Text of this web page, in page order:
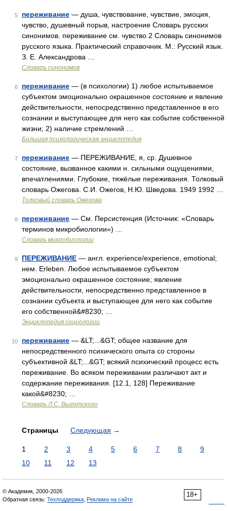
5 переживание — душа, чувствование, чувствие, эмоция,
чувство, душевный порыв, настроение Словарь русских
синонимов. переживание см. чувство 2 Словарь синонимов
русского языка. Практический справочник. М.: Русский язык.
З. Е. Александрова …
Словарь синонимов
6 переживание — (в психологии) 1) любое испытываемое
субъектом эмоционально окрашенное состояние и явление
действительности, непосредственно представленное в его
сознании и выступающее для него как событие собственной
жизни; 2) наличие стремлений …
Большая психологическая энциклопедия
7 переживание — ПЕРЕЖИВАНИЕ, я, ср. Душевное
состояние, вызванное какими н. сильными ощущениями,
впечатлениями. Глубокие, тяжёлые переживания. Толковый
словарь Ожегова. С.И. Ожегов, Н.Ю. Шведова. 1949 1992 …
Толковый словарь Ожегова
8 переживание — См. Персистенция (Источник: «Словарь
терминов микробиологии») …
Словарь микробиологии
9 ПЕРЕЖИВАНИЕ — англ. experience/experience, emotional;
нем. Erleben. Любое испытываемое субъектом
эмоционально окрашенное состояние; явление
действительности, непосредственно представленное в
сознании субъекта и выступающее для него как событие
его собственной&#8230; …
Энциклопедия социологии
10 переживание — &LT;...&GT; общее название для
непосредственного психического опыта со стороны
субъективной &LT;...&GT; всякий психический процесс есть
переживание. Во всяком переживании различают акт и
содержание переживания. [12.1, 128] Переживание
какой&#8230; …
Словарь Л.С. Выготского
Страницы Следующая →
1 2 3 4 5 6 7 8
9
10
11 12 13
18+
© Академик, 2000-2026
Обратная связь: Техподдержка Реклама на сайте